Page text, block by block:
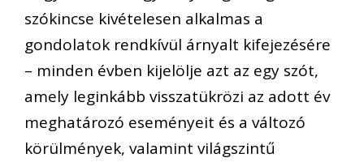
szókincse kivételesen alkalmas a
gondolatok rendkívül árnyalt kifejezésére
– minden évben kijelölje azt az egy szót,
amely leginkább visszatükrözi az adott év
meghatározó eseményeit és a változó
körülmények, valamint világszintű